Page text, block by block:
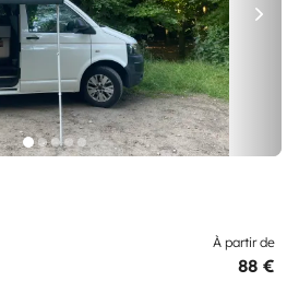
À partir de
88 €